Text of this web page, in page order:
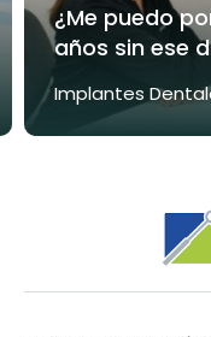
¿Me puedo
años sin ese
Implantes